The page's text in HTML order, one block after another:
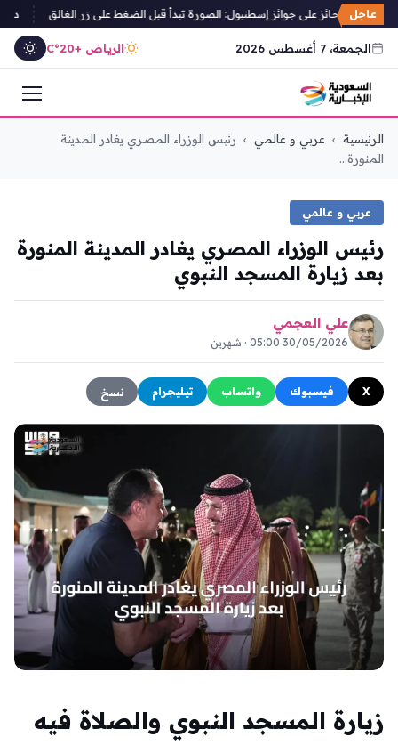
عاجل
إسباني حائز على جوائز إسطنبول: الصورة تبدأ قبل الضغط على زر الغالق دول
الجمعة، 7 أغسطس 2026 الرياض +20°C
التجاوز
إلى
الرئيسية › عربي و عالمي › رئيس الوزراء المصري يغادر المدينة
المنورة...
عربي و عالمي
رئيس الوزراء المصري يغادر المدينة المنورة
بعد زيارة المسجد النبوي
علي العجمي
30/05/2026 05:00 · شهرين
X فيسبوك واتساب تيليجرام نسخ
زيارة المسجد النبوي والصلاة فيه